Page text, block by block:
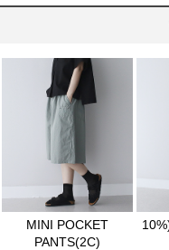
MINI POCKET
PANTS(2C)